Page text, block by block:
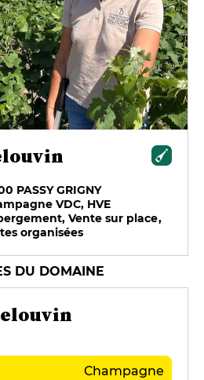
PASSY GRIGNY
VDC, HVE
Vente sur place,
organisées
DU DOMAINE
Champagne